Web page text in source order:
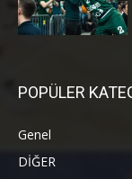
POPÜLER
Genel
DİĞER